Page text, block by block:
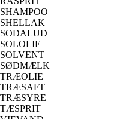
SHAMPOO
SHELLAK
SODALUD
SOLOLIE
SOLVENT
SØDMÆLK
TRÆOLIE
TRÆSAFT
TRÆSYRE
TÆSPRIT